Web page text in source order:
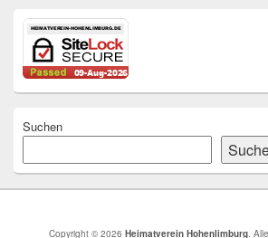
Suchen
Copyright © 2026 Heimatverein Hohenlimburg .